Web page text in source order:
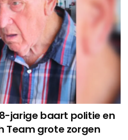
jarige baart politie en
Team grote zorgen